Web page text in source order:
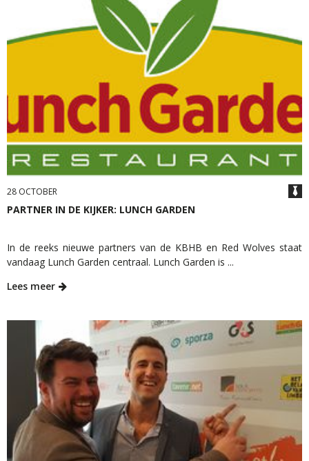
28 OCTOBER
PARTNER IN DE KIJKER: LUNCH GARDEN
In de reeks nieuwe partners van de KBHB en Red Wolves staat
vandaag Lunch Garden centraal. Lunch Garden is ...
Lees meer